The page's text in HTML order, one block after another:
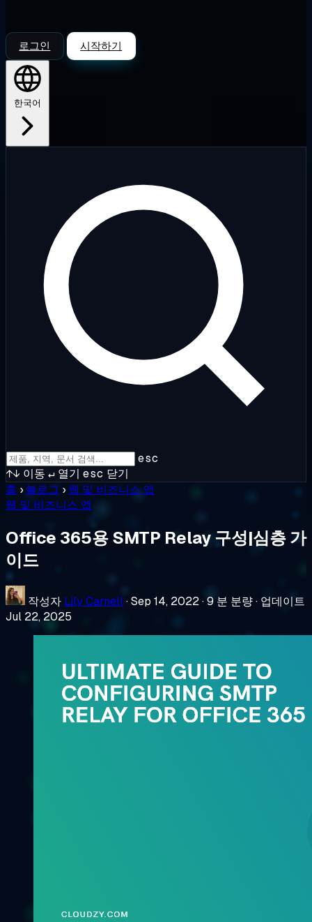
로그인 시작하기
한국어
esc
↑↓ 이동 ↵ 열기 esc 닫기
홈 › 블로그 › 웹 및 비즈니스 앱
웹 및 비즈니스 앱
Office 365용 SMTP Relay 구성|심층 가
이드
작성자 Lily Carnell·Sep 14, 2022·9 분 분량· 업데이트
Jul 22, 2025